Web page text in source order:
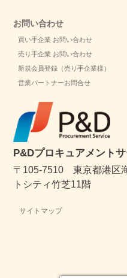
お問い合わせ
買い手企業 お問い合わせ
売り手企業 お問い合わせ
新規会員登録（売り手企業様）
営業パートナーお問合せ
P&Dプロキュアメント
〒105-7510 東京都港区
トシティ竹芝11階
サイトマップ